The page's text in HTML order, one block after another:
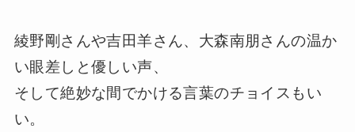
綾野剛さんや吉田羊さん、大森南朋さんの温か
い眼差しと優しい声、
そして絶妙な間でかける言葉のチョイスもい
い。